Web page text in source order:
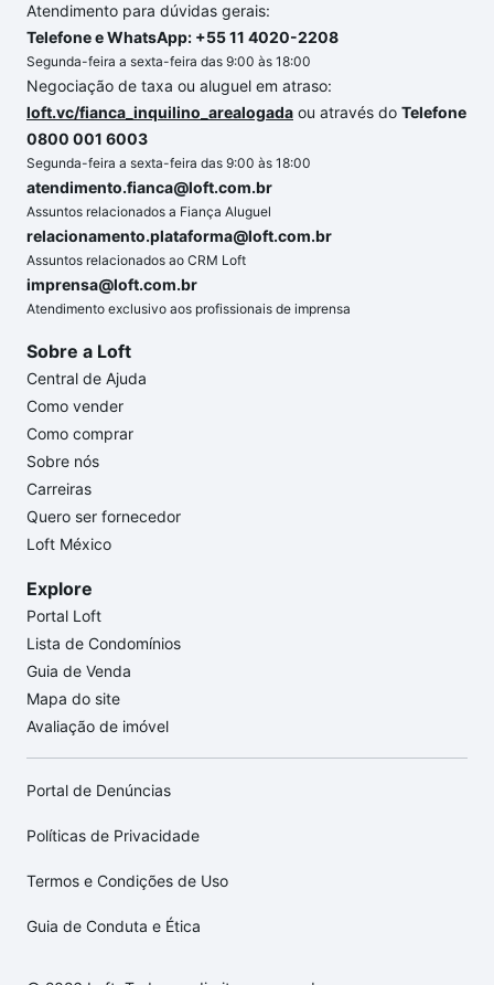
Atendimento para dúvidas gerais:
Telefone e WhatsApp: +55 11 4020-2208
Segunda-feira a sexta-feira das 9:00 às 18:00
Negociação de taxa ou aluguel em atraso:
loft.vc/fianca_inquilino_arealogada ou através do Telefone
0800 001 6003
Segunda-feira a sexta-feira das 9:00 às 18:00
atendimento.fianca@loft.com.br
Assuntos relacionados a Fiança Aluguel
relacionamento.plataforma@loft.com.br
Assuntos relacionados ao CRM Loft
imprensa@loft.com.br
Atendimento exclusivo aos profissionais de imprensa
Sobre a Loft
Central de Ajuda
Como vender
Como comprar
Sobre nós
Carreiras
Quero ser fornecedor
Loft México
Explore
Portal Loft
Lista de Condomínios
Guia de Venda
Mapa do site
Avaliação de imóvel
Portal de Denúncias
Políticas de Privacidade
Termos e Condições de Uso
Guia de Conduta e Ética